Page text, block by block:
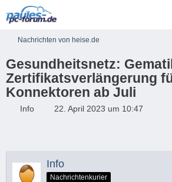
Nachrichten von heise.de
Gesundheitsnetz:
Zertifikatsverlängerung
Konnektoren ab Juli
Info 22. April 2023 um 10:47
Info
Nachrichtenkurier